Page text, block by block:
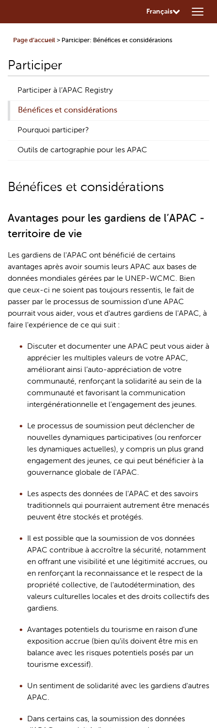
Français
Page d’accueil> Participer: Bénéfices et considérations
Participer
Participer à l’APAC Registry
Bénéfices et considérations
Pourquoi participer?
Outils de cartographie pour les APAC
Bénéfices et considérations
Avantages pour les gardiens de l’APAC -
territoire de vie
Les gardiens de l'APAC ont bénéficié de certains
avantages après avoir soumis leurs APAC aux bases de
données mondiales gérées par le UNEP-WCMC. Bien
que ceux-ci ne soient pas toujours ressentis, le fait de
passer par le processus de soumission d’une APAC
pourrait vous aider, vous et d'autres gardiens de l'APAC, à
faire l'expérience de ce qui suit :
Discuter et documenter une APAC peut vous aider à
apprécier les multiples valeurs de votre APAC,
améliorant ainsi l’auto-appréciation de votre
communauté, renforçant la solidarité au sein de la
communauté et favorisant la communication
intergénérationnelle et l'engagement des jeunes.
Le processus de soumission peut déclencher de
nouvelles dynamiques participatives (ou renforcer
les dynamiques actuelles), y compris un plus grand
engagement des jeunes, ce qui peut bénéficier à la
gouvernance globale de l'APAC.
Les aspects des données de l'APAC et des savoirs
traditionnels qui pourraient autrement être menacés
peuvent être stockés et protégés.
Il est possible que la soumission de vos données
APAC contribue à accroître la sécurité, notamment
en offrant une visibilité et une légitimité accrues, ou
propriété collective, de l'autodétermination, des
gardiens.
Avantages potentiels du tourisme en raison d'une
exposition accrue (bien qu'ils doivent être mis en
balance avec les risques potentiels posés par un
tourisme excessif).
Un sentiment de solidarité avec les gardiens d'autres
APAC.
Dans certains cas, la soumission des données